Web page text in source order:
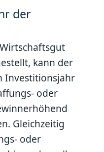
der
kann der
Investitionsjahr
oder
Gleichzeitig
oder